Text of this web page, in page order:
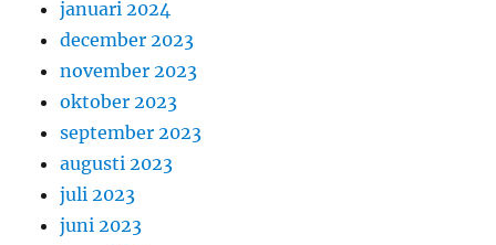
januari 2024
december 2023
november 2023
oktober 2023
september 2023
augusti 2023
juli 2023
juni 2023